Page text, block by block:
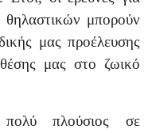
θηλαστικών μπορούν
μας προέλευσης
μας στο ζωικό
πλούσιος σε